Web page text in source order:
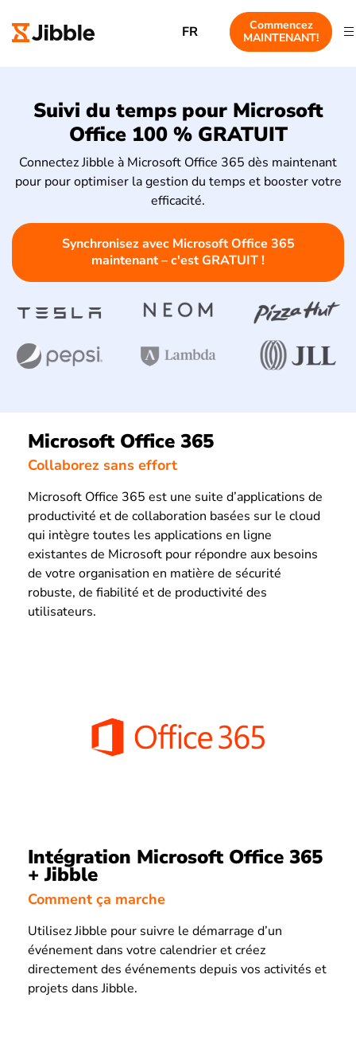
FR
Commencez
MAINTENANT!
Suivi du temps pour Microsoft
Office 100 % GRATUIT
Connectez Jibble à Microsoft Office 365 dès maintenant
pour pour optimiser la gestion du temps et booster votre
efficacité.
Synchronisez avec Microsoft Office 365
maintenant – c'est GRATUIT !
Microsoft Office 365
Collaborez sans effort
Microsoft Office 365 est une suite d’applications de
productivité et de collaboration basées sur le cloud
qui intègre toutes les applications en ligne
existantes de Microsoft pour répondre aux besoins
de votre organisation en matière de sécurité
robuste, de fiabilité et de productivité des
utilisateurs.
Intégration Microsoft Office 365
+ Jibble
Comment ça marche
Utilisez Jibble pour suivre le démarrage d’un
événement dans votre calendrier et créez
directement des événements depuis vos activités et
projets dans Jibble.